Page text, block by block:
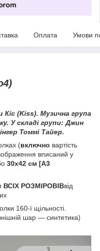
Оплата Умови
(Kiss). Музична група
У складі групи: Джин
Томмі Тайер.
(включно вартість
вписаний у
30х42 см [А3
ВСІХ РОЗМІРОВІВвід
160-ї щільності.
шар — синтетика)